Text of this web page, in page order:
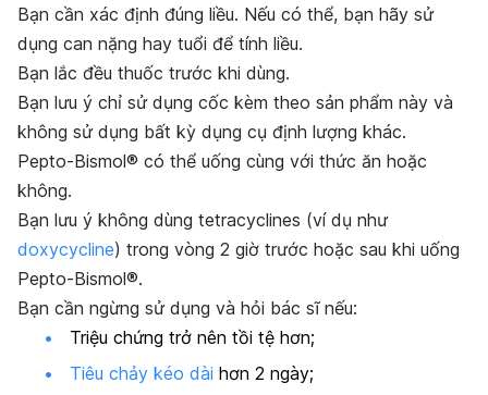
Bạn cần xác định đúng liều. Nếu có thể, bạn hãy sử
dụng can nặng hay tuổi để tính liều.
Bạn lắc đều thuốc trước khi dùng.
Bạn lưu ý chỉ sử dụng cốc kèm theo sản phẩm này và
không sử dụng bất kỳ dụng cụ định lượng khác.
Pepto-Bismol® có thể uống cùng với thức ăn hoặc
không.
Bạn lưu ý không dùng tetracyclines (ví dụ như
doxycycline) trong vòng 2 giờ trước hoặc sau khi uống
Pepto-Bismol®.
Bạn cần ngừng sử dụng và hỏi bác sĩ nếu:
Triệu chứng trở nên tồi tệ hơn;
Tiêu chảy kéo dài hơn 2 ngày;